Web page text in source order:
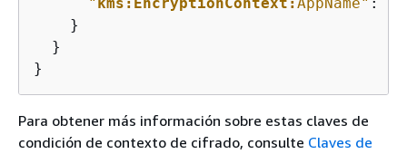
    }
  }
}
Para obtener más información sobre estas claves de
condición de contexto de cifrado, consulte Claves de